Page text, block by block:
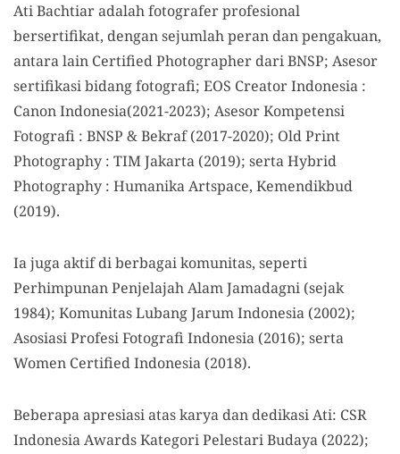
Ati Bachtiar adalah fotografer profesional
bersertifikat, dengan sejumlah peran dan pengakuan,
antara lain Certified Photographer dari BNSP; Asesor
sertifikasi bidang fotografi; EOS Creator Indonesia :
Canon Indonesia(2021-2023); Asesor Kompetensi
Fotografi : BNSP & Bekraf (2017-2020); Old Print
Photography : TIM Jakarta (2019); serta Hybrid
Photography : Humanika Artspace, Kemendikbud
(2019).
Ia juga aktif di berbagai komunitas, seperti
Perhimpunan Penjelajah Alam Jamadagni (sejak
1984); Komunitas Lubang Jarum Indonesia (2002);
Asosiasi Profesi Fotografi Indonesia (2016); serta
Women Certified Indonesia (2018).
Beberapa apresiasi atas karya dan dedikasi Ati: CSR
Indonesia Awards Kategori Pelestari Budaya (2022);